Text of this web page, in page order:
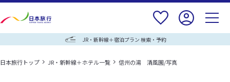
JR・新幹線＋宿泊プラン 検索・予約
日本旅行トップ JR・新幹線＋ホテル一覧 信州の湯 清風園/写真